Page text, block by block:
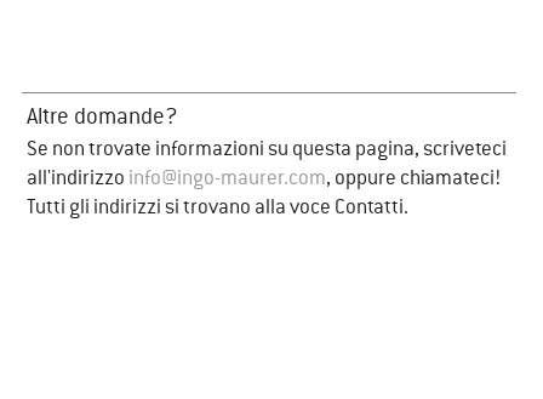
Altre domande?
Se non trovate informazioni su questa pagina, scriveteci
all'indirizzo info@ingo-maurer.com, oppure chiamateci!
Tutti gli indirizzi si trovano alla voce Contatti.